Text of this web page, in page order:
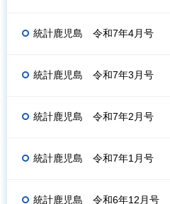
統計鹿児島 令和7年4月号
統計鹿児島 令和7年3月号
統計鹿児島 令和7年2月号
統計鹿児島 令和7年1月号
統計鹿児島 令和6年12月号